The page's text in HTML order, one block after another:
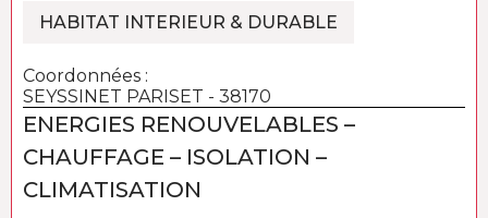
HABITAT INTERIEUR & DURABLE
Coordonnées :
SEYSSINET PARISET - 38170
ENERGIES RENOUVELABLES –
CHAUFFAGE – ISOLATION –
CLIMATISATION